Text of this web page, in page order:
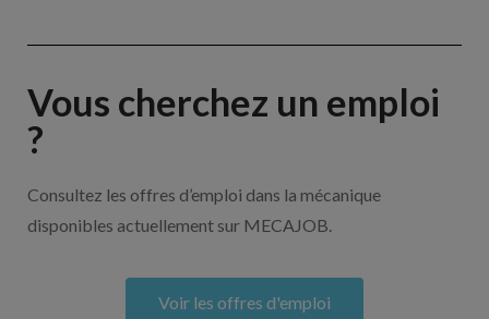
Vous cherchez un emploi
?
Consultez les offres d’emploi dans la mécanique
disponibles actuellement sur MECAJOB.
Voir les offres d'emploi